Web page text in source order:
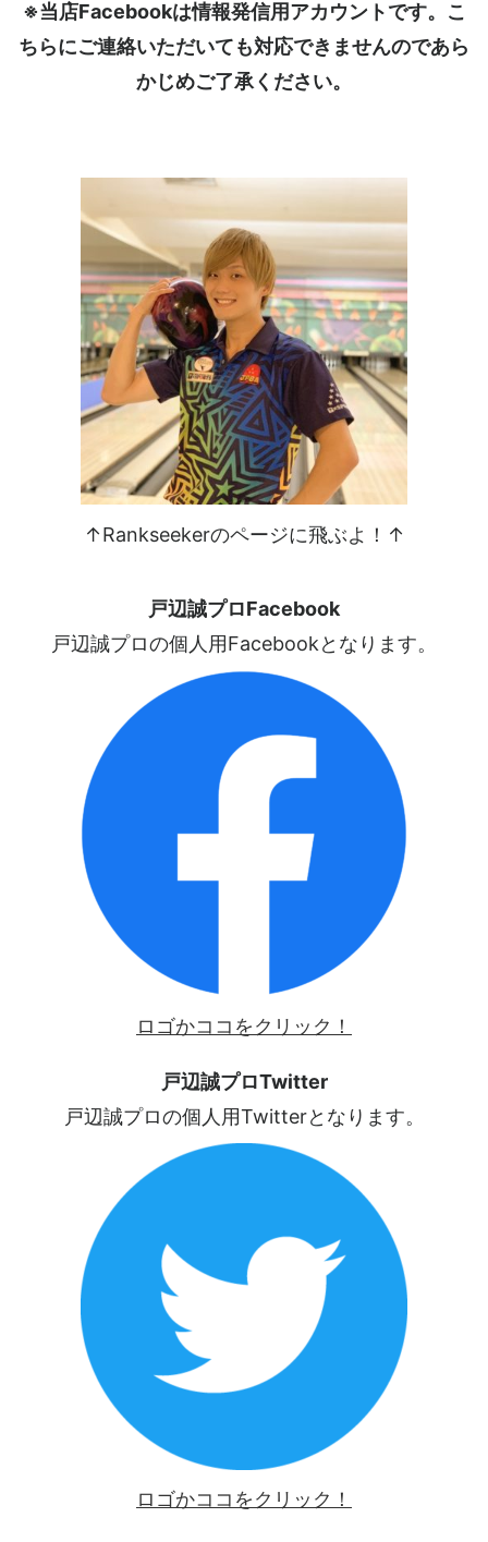
※当店Facebookは情報発信用アカウントです。こ
ちらにご連絡いただいても対応できませんのであら
かじめご了承ください。
↑Rankseekerのページに飛ぶよ！↑
戸辺誠プロFacebook
戸辺誠プロの個人用Facebookとなります。
ロゴかココをクリック！
戸辺誠プロTwitter
戸辺誠プロの個人用Twitterとなります。
ロゴかココをクリック！